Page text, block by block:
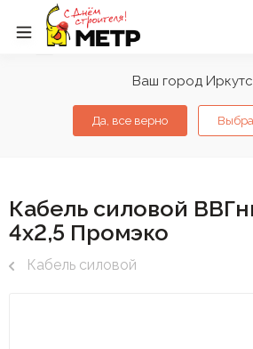
Ваш город
Да, все верно
Кабель силовой
4х2,5 Промэко
Кабель силовой